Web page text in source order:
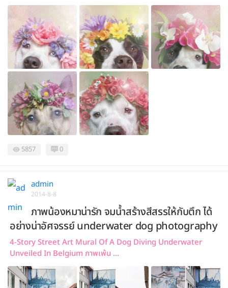
5857 0
admin
2014-8-8
ภาพน้องหมาน่ารัก จมน้ำสร้างสีสรรให้กับตึก ได้
อย่างน่าอัศจรรย์ underwater dog photography
4-Story Street Art Mural Of A Dog Diving Underwater
Unveiled In Belgium ภาพเพ้น ...